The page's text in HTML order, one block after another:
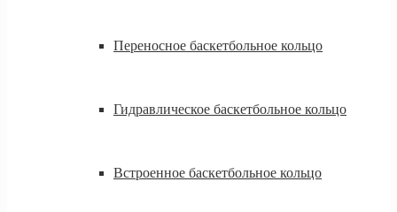
Переносное баскетбольное кольцо
Гидравлическое баскетбольное кольцо
Встроенное баскетбольное кольцо